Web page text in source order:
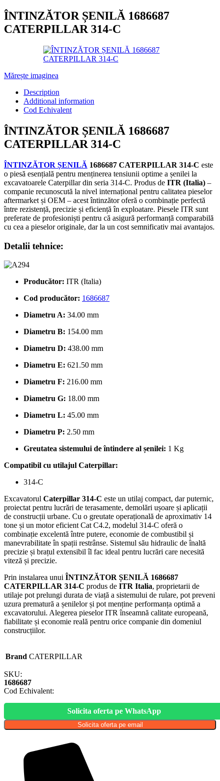
ÎNTINZĂTOR ȘENILĂ 1686687
CATERPILLAR 314-C
Mărește imaginea
Description
Additional information
Cod Echivalent
ÎNTINZĂTOR ȘENILĂ 1686687
CATERPILLAR 314-C
ÎNTINZĂTOR ȘENILĂ 1686687 CATERPILLAR 314-C este
o piesă esențială pentru menținerea tensiunii optime a șenilei la
excavatoarele Caterpillar din seria 314-C. Produs de ITR (Italia) –
companie recunoscută la nivel internațional pentru calitatea pieselor
aftermarket și OEM – acest întinzător oferă o combinație perfectă
între rezistență, precizie și eficiență în exploatare. Piesele ITR sunt
preferate de profesioniști pentru că asigură performanță comparabilă
cu cea a pieselor originale, dar la un cost semnificativ mai avantajos.
Detalii tehnice:
Producător: ITR (Italia)
Cod producător: 1686687
Diametru A: 34.00 mm
Diametru B: 154.00 mm
Diametru D: 438.00 mm
Diametru E: 621.50 mm
Diametru F: 216.00 mm
Diametru G: 18.00 mm
Diametru L: 45.00 mm
Diametru P: 2.50 mm
Greutatea sistemului de întindere al șenilei: 1 Kg
Compatibil cu utilajul Caterpillar:
314-C
Excavatorul Caterpillar 314-C este un utilaj compact, dar puternic,
proiectat pentru lucrări de terasamente, demolări ușoare și aplicații
de construcții urbane. Cu o greutate operațională de aproximativ 14
tone și un motor eficient Cat C4.2, modelul 314-C oferă o
combinație excelentă între putere, economie de combustibil și
manevrabilitate în spații restrânse. Sistemul său hidraulic de înaltă
precizie și brațul extensibil îl fac ideal pentru lucrări care necesită
viteză și precizie.
Prin instalarea unui ÎNTINZĂTOR ȘENILĂ 1686687
CATERPILLAR 314-C produs de ITR Italia, proprietarii de
utilaje pot prelungi durata de viață a sistemului de rulare, pot preveni
uzura prematură a șenilelor și pot menține performanța optimă a
excavatorului. Alegerea pieselor ITR înseamnă calitate europeană,
fiabilitate și economie reală pentru orice companie din domeniul
construcțiilor.
Brand CATERPILLAR
SKU:
1686687
Cod Echivalent:
Solicita oferta pe WhatsApp
Solicita oferta pe email